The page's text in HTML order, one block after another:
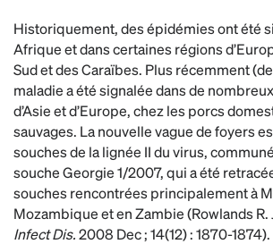
Historiquement, des épidémies ont été
Afrique et dans certaines régions
Sud et des Caraïbes. Plus récemment
maladie a été signalée dans de
d’Asie et d’Europe, chez les porcs
sauvages. La nouvelle vague de foyers
souches de la lignée II du virus,
souche Georgie 1/2007, qui a été
souches rencontrées principalement à
Mozambique et en Zambie (Rowlands R.
Infect Dis.2008 Dec ; 14(12) : 1870-1874).